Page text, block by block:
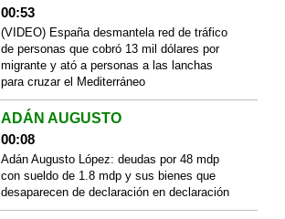
00:53
(VIDEO) España desmantela red de tráfico
de personas que cobró 13 mil dólares por
migrante y ató a personas a las lanchas
para cruzar el Mediterráneo
ADÁN AUGUSTO
00:08
Adán Augusto López: deudas por 48 mdp
con sueldo de 1.8 mdp y sus bienes que
desaparecen de declaración en declaración